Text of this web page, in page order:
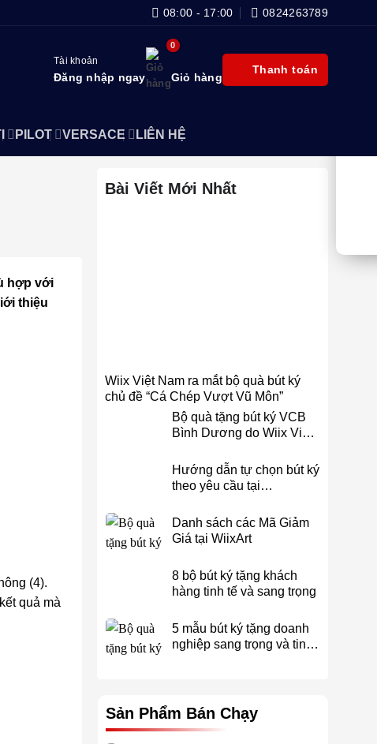
08:00 - 17:00 0824263789
Tài khoản
Đăng nhập ngay Giỏ hàng
Thanh toán
PILOT VERSACE LIÊN HỆ
hợp với
thiệu
(4).
quả mà
Bài Viết Mới Nhất
Wiix Việt Nam ra mắt bộ quà bút ký
chủ đề “Cá Chép Vượt Vũ Môn”
Bộ quà tặng bút ký VCB
Bình Dương do Wiix Việt
Hướng dẫn tự chọn bút ký
theo yêu cầu tại
Danh sách các Mã Giảm
Giá tại WiixArt
8 bộ bút ký tặng khách
hàng tinh tế và sang trọng
5 mẫu bút ký tặng doanh
nghiệp sang trọng và tinh
Sản Phẩm Bán Chạy